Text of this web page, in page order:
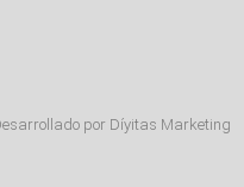
por Díyitas Marketing